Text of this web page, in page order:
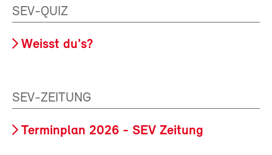
SEV-QUIZ
Weisst du's?
SEV-ZEITUNG
Terminplan 2026 - SEV Zeitung